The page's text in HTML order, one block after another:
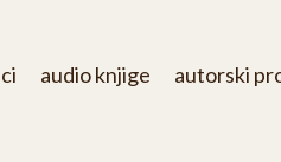
audio knjige autorski